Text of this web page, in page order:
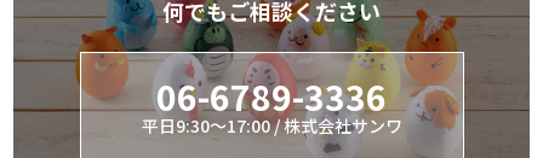
何でもご相談ください
06-6789-3336
平日9:30～17:00 / 株式会社サンワ